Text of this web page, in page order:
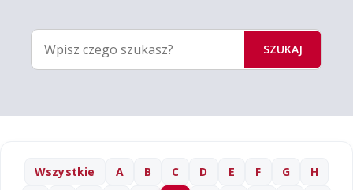
SZUKAJ
Wszystkie A B C D E F G
H